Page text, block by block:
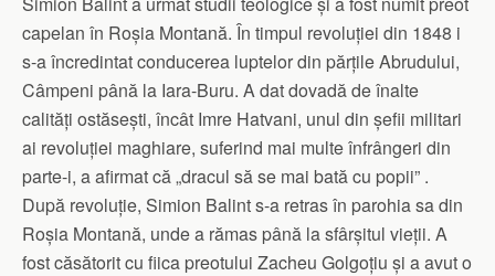
capelan în Roșia Montană. În timpul revoluției din 1848 i
s-a încredintat conducerea luptelor din părțile Abrudului,
Câmpeni până la Iara-Buru. A dat dovadă de înalte
calități ostăsești, încât Imre Hatvani, unul din șefii militari
ai revoluției maghiare, suferind mai multe înfrângeri din
parte-i, a afirmat că „dracul să se mai bată cu popii” .
După revoluție, Simion Balint s-a retras în parohia sa din
Roșia Montană, unde a rămas până la sfârșitul vieții. A
fost căsătorit cu fiica preotului Zacheu Golgoțiu și a avut o